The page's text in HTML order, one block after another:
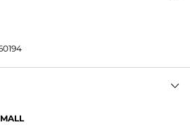
arredondadas e acabamento